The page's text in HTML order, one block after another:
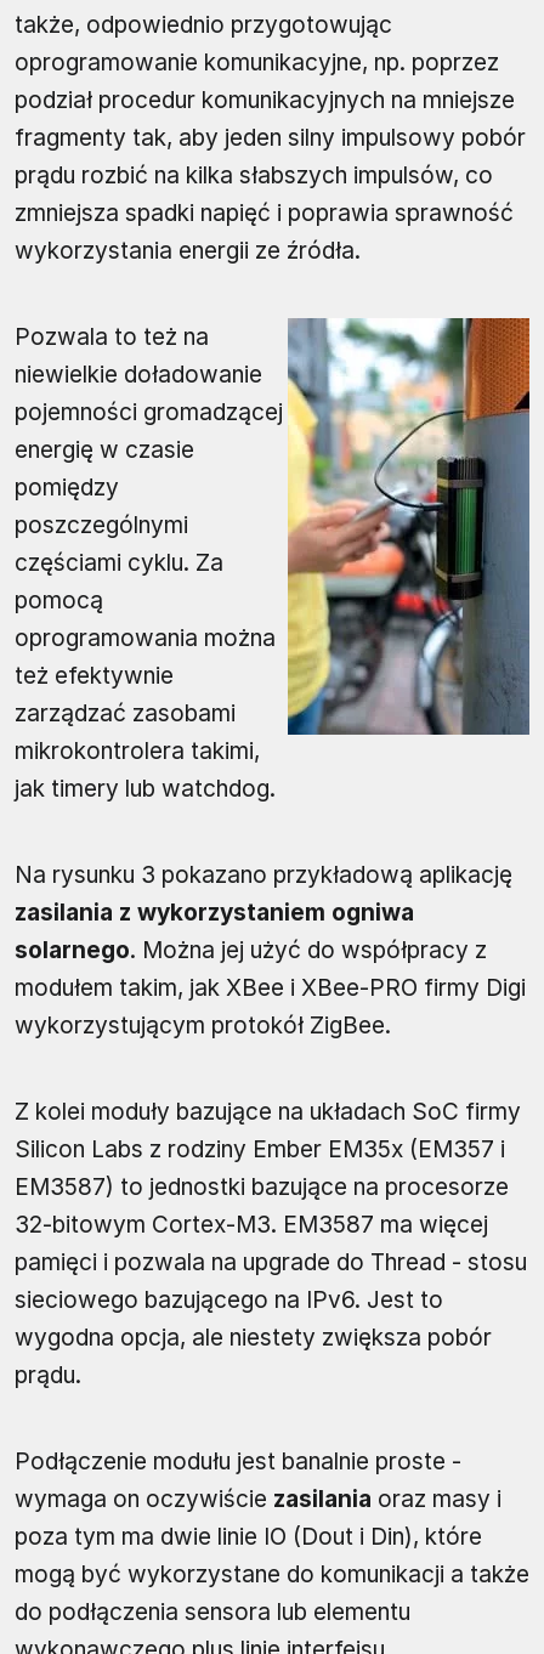
także, odpowiednio przygotowując
oprogramowanie komunikacyjne, np. poprzez
podział procedur komunikacyjnych na mniejsze
fragmenty tak, aby jeden silny impulsowy pobór
prądu rozbić na kilka słabszych impulsów, co
zmniejsza spadki napięć i poprawia sprawność
wykorzystania energii ze źródła.
Pozwala to też na
niewielkie doładowanie
pojemności gromadzącej
energię w czasie
pomiędzy
poszczególnymi
częściami cyklu. Za
pomocą
oprogramowania można
też efektywnie
zarządzać zasobami
mikrokontrolera takimi,
jak timery lub watchdog.
Na rysunku 3 pokazano przykładową aplikację
zasilania z wykorzystaniem ogniwa
solarnego. Można jej użyć do współpracy z
modułem takim, jak XBee i XBee-PRO firmy Digi
wykorzystującym protokół ZigBee.
Z kolei moduły bazujące na układach SoC firmy
Silicon Labs z rodziny Ember EM35x (EM357 i
EM3587) to jednostki bazujące na procesorze
32-bitowym Cortex-M3. EM3587 ma więcej
pamięci i pozwala na upgrade do Thread - stosu
sieciowego bazującego na IPv6. Jest to
wygodna opcja, ale niestety zwiększa pobór
prądu.
Podłączenie modułu jest banalnie proste -
wymaga on oczywiście zasilania oraz masy i
poza tym ma dwie linie IO (Dout i Din), które
mogą być wykorzystane do komunikacji a także
do podłączenia sensora lub elementu